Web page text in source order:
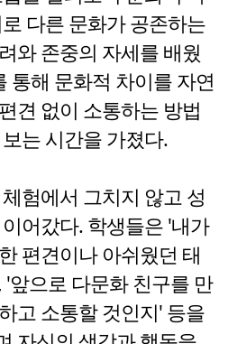
다른 문화가 공존하는
와 존중의 자세를 배웠
통해 문화적 차이를 자연
견 없이 소통하는 방법
는 시간을 가졌다.
험에서 그치지 않고 성
어갔다. 학생들은 '내가
편견이나 아쉬웠던 태
앞으로 다문화 친구를 만
고 소통할 것인지' 등을